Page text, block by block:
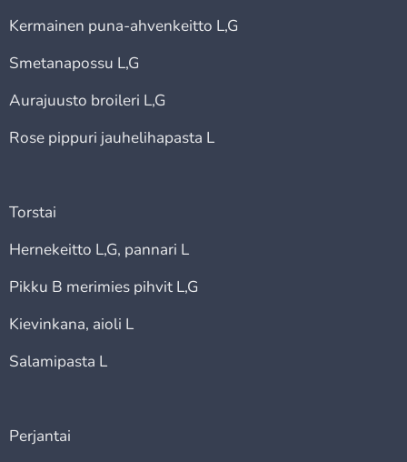
Kermainen puna-ahvenkeitto L,G
Smetanapossu L,G
Aurajuusto broileri L,G
Rose pippuri jauhelihapasta L
Torstai
Hernekeitto L,G, pannari L
Pikku B merimies pihvit L,G
Kievinkana, aioli L
Salamipasta L
Perjantai